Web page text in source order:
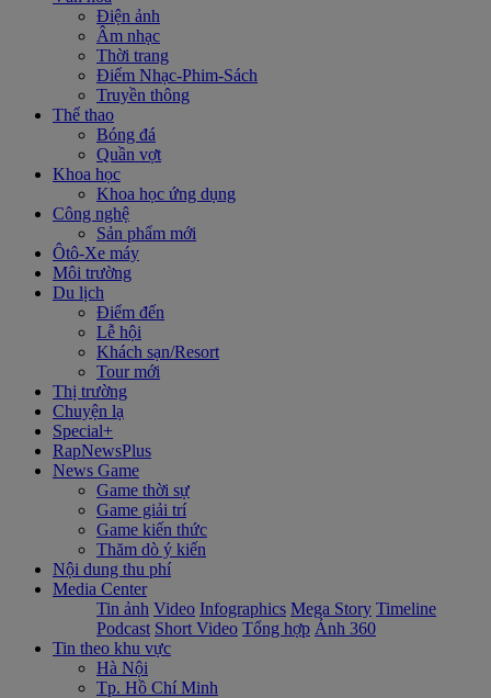
Điện ảnh
Âm nhạc
Thời trang
Điểm Nhạc-Phim-Sách
Truyền thông
Thể thao
Bóng đá
Quần vợt
Khoa học
Khoa học ứng dụng
Công nghệ
Sản phẩm mới
Ôtô-Xe máy
Môi trường
Du lịch
Điểm đến
Lễ hội
Khách sạn/Resort
Tour mới
Thị trường
Chuyện lạ
Special+
RapNewsPlus
News Game
Game thời sự
Game giải trí
Game kiến thức
Thăm dò ý kiến
Nội dung thu phí
Media Center
Tin ảnh Video Infographics Mega Story Timeline
Podcast Short Video Tổng hợp Ảnh 360
Tin theo khu vực
Hà Nội
Tp. Hồ Chí Minh